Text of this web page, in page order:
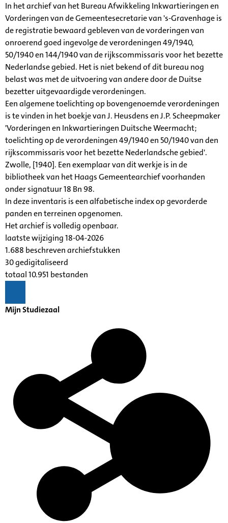
In het archief van het Bureau Afwikkeling Inkwartieringen en
Vorderingen van de Gemeentesecretarie van 's-Gravenhage is
de registratie bewaard gebleven van de vorderingen van
onroerend goed ingevolge de verordeningen 49/1940,
50/1940 en 144/1940 van de rijkscommissaris voor het bezette
Nederlandse gebied. Het is niet bekend of dit bureau nog
belast was met de uitvoering van andere door de Duitse
bezetter uitgevaardigde verordeningen.
Een algemene toelichting op bovengenoemde verordeningen
is te vinden in het boekje van J. Heusdens en J.P. Scheepmaker
'Vorderingen en Inkwartieringen Duitsche Weermacht;
toelichting op de verordeningen 49/1940 en 50/1940 van den
rijkscommissaris voor het bezette Nederlandsche gebied'.
Zwolle, [1940]. Een exemplaar van dit werkje is in de
bibliotheek van het Haags Gemeentearchief voorhanden
onder signatuur 18 Bn 98.
In deze inventaris is een alfabetische index op gevorderde
panden en terreinen opgenomen.
Het archief is volledig openbaar.
laatste wijziging 18-04-2026
1.688 beschreven archiefstukken
30 gedigitaliseerd
totaal 10.951 bestanden
Mijn Studiezaal